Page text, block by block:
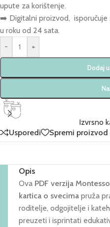
upute za korištenje.
➡️ Digitalni proizvod, isporučuje
u roku od 24 sata.
-
+
Dodaj
Izvrsno
Usporedi
Spremi proizvod
Opis
Ova PDF verzija
kartica o svecima pruža
roditelje, odgojitelje i
preuzeti i isprintati